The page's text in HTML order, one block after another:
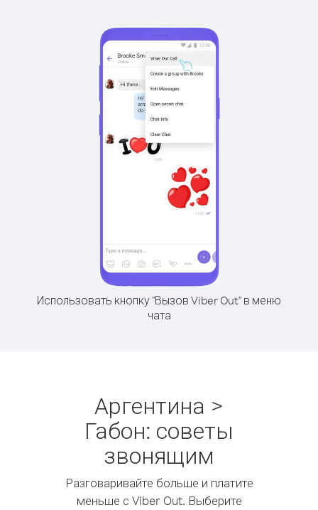
Использовать кнопку "Вызов Viber Out" в меню
чата
Аргентина >
Габон: советы
звонящим
Разговаривайте больше и платите
меньше с Viber Out. Выберите